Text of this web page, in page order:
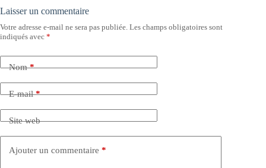
Laisser un commentaire
Votre adresse e-mail ne sera pas publiée. Les champs obligatoires sont
indiqués avec *
Nom*
E-mail*
Site web
Ajouter un commentaire *